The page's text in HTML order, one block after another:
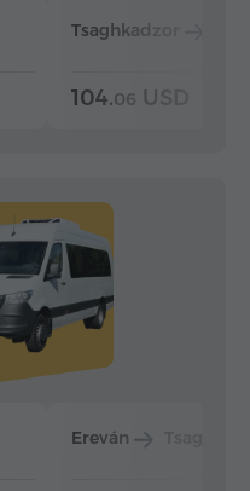
Tsaghkadzor
104.06 USD
Ereván